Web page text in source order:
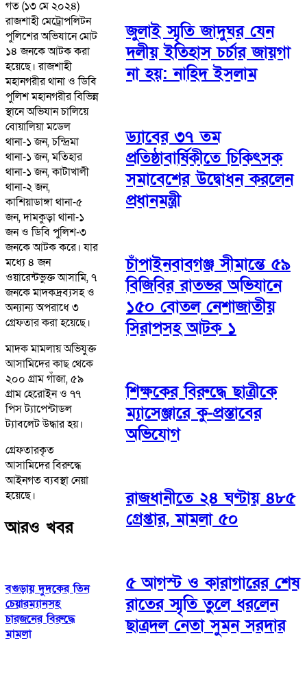
গত (১৩ মে ২০২৪)
রাজশাহী মেট্রোপলিটন
পুলিশের অভিযানে মোট
১৪ জনকে আটক করা
হয়েছে। রাজশাহী
মহানগরীর থানা ও ডিবি
পুলিশ মহানগরীর বিভিন্ন
স্থানে অভিযান চালিয়ে
বোয়ালিয়া মডেল
থানা-১ জন, চন্দ্রিমা
থানা-১ জন, মতিহার
থানা-১ জন, কাটাখালী
থানা-২ জন,
কাশিয়াডাঙ্গা থানা-৫
জন, দামকুড়া থানা-১
জন ও ডিবি পুলিশ-৩
জনকে আটক করে। যার
মধ্যে ৪ জন
ওয়ারেন্টভুক্ত আসামি, ৭
জনকে মাদকদ্রব্যসহ ও
অন্যান্য অপরাধে ৩
গ্রেফতার করা হয়েছে।
মাদক মামলায় অভিযুক্ত
আসামিদের কাছ থেকে
২০০ গ্রাম গাঁজা, ৫৯
গ্রাম হেরোইন ও ৭৭
পিস ট্যাপেন্টাডল
ট্যাবলেট উদ্ধার হয়।
গ্রেফতারকৃত
আসামিদের বিরুদ্ধে
আইনগত ব্যবস্থা নেয়া
হয়েছে।
আরও খবর
বগুড়ায় দুদকের তিন
চেয়ারম্যানসহ
চারজনের বিরুদ্ধে
মামলা
জুলাই স্মৃতি জাদুঘর যেন
দলীয় ইতিহাস চর্চার জায়গা
না হয়: নাহিদ ইসলাম
ড্যাবের ৩৭ তম
প্রতিষ্ঠাবার্ষিকীতে চিকিৎসক
সমাবেশের উদ্বোধন করলেন
প্রধানমন্ত্রী
চাঁপাইনবাবগঞ্জ সীমান্তে ৫৯
বিজিবির রাতভর অভিযানে
১৫০ বোতল নেশাজাতীয়
সিরাপসহ আটক ১
শিক্ষকের বিরুদ্ধে ছাত্রীকে
ম্যাসেঞ্জারে কু-প্রস্তাবের
অভিযোগ
রাজধানীতে ২৪ ঘণ্টায় ৪৮৫
গ্রেপ্তার, মামলা ৫০
৫ আগস্ট ও কারাগারের শেষ
রাতের স্মৃতি তুলে ধরলেন
ছাত্রদল নেতা সুমন সরদার